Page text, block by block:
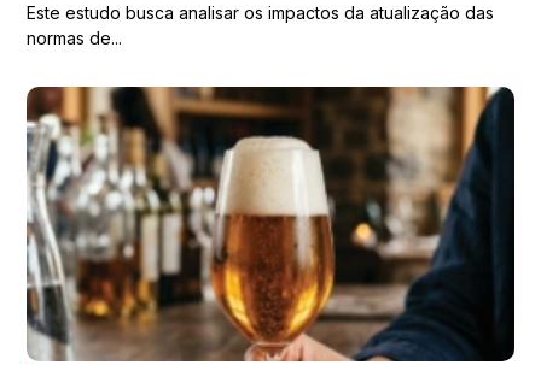
Este estudo busca analisar os impactos da atualização das
normas de...